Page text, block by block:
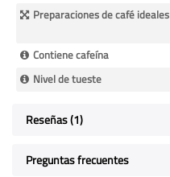
Preparaciones de café ideales
Contiene cafeína
Nivel de tueste
Reseñas 1
Preguntas frecuentes